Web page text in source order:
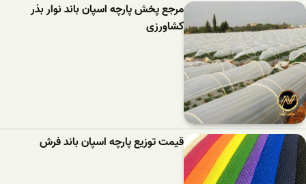
مرجع پخش پارچه اسپان باند نوار بذر
کشاورزی
قیمت توزیع پارچه اسپان باند فرش